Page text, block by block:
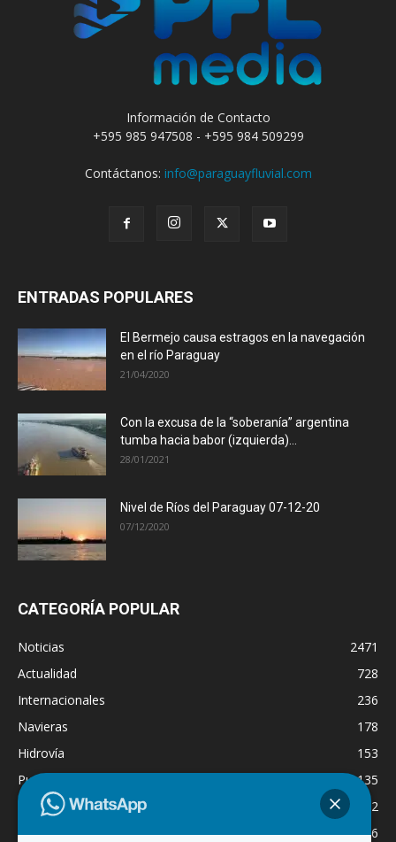
Información de Contacto
+595 985 947508 - +595 984 509299
Contáctanos: info@paraguayfluvial.com
ENTRADAS POPULARES
El Bermejo causa estragos en la navegación
en el río Paraguay
21/04/2020
Con la excusa de la “soberanía” argentina
tumba hacia babor (izquierda)...
28/01/2021
Nivel de Ríos del Paraguay 07-12-20
07/12/2020
CATEGORÍA POPULAR
Noticias
2471
Actualidad
728
Internacionales
236
Navieras
178
Hidrovía
153
Puertos
135
Economía
132
Nacionales
126